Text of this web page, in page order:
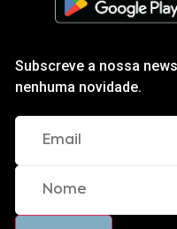
Subscreve a nossa
nenhuma novidade.